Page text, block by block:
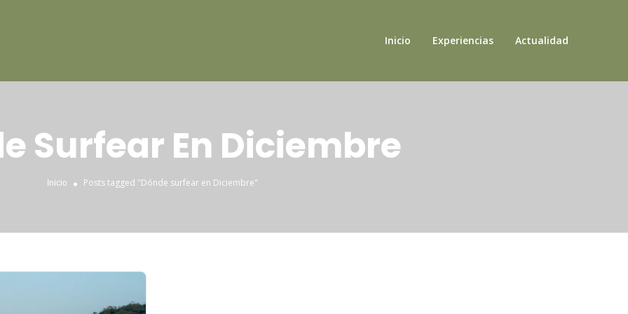
Inicio Experiencias Actualidad
Surfear En Diciembre
Inicio Posts tagged "Dónde surfear en Diciembre"